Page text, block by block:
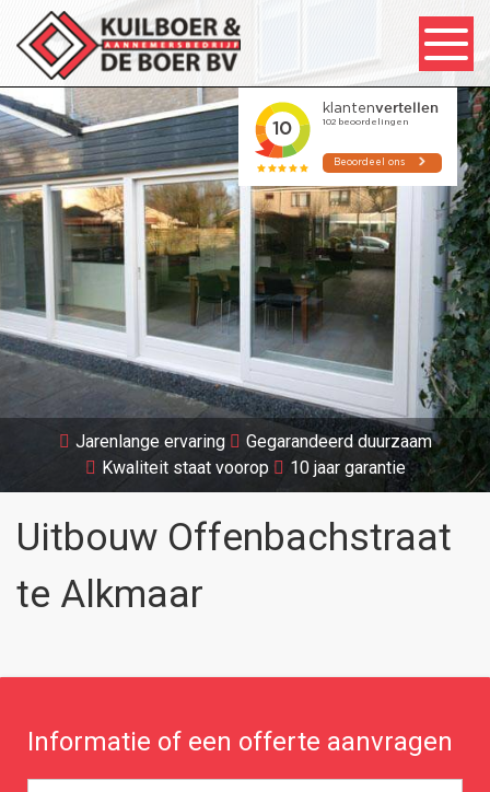
Jarenlange ervaring
Gegarandeerd duurzaam
Kwaliteit staat voorop
10 jaar garantie
Uitbouw Offenbachstraat
te Alkmaar
Informatie of een offerte aanvragen